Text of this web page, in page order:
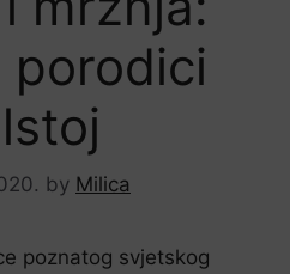
porodici
by Milica
poznatog svjetskog